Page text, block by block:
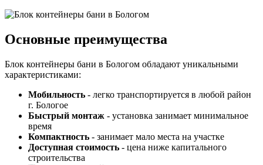
Основные преимущества
Блок контейнеры бани в Бологом обладают уникальными
характеристиками:
Мобильность - легко транспортируется в любой район
г. Бологое
Быстрый монтаж - установка занимает минимальное
время
Компактность - занимает мало места на участке
Доступная стоимость - цена ниже капитального
строительства